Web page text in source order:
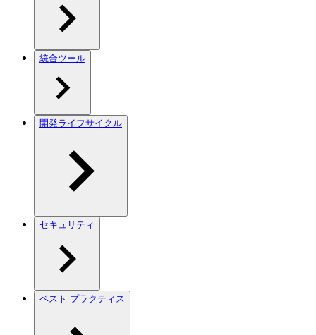
統合ツール
開発ライフサイクル
セキュリティ
ベスト プラクティス